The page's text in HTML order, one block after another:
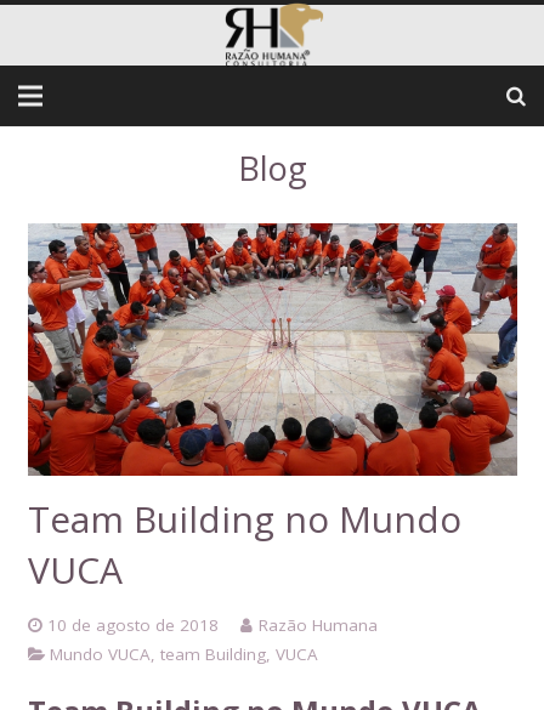
Blog
Team Building no Mundo
VUCA
10 de agosto de 2018
Razão Humana
Mundo VUCA, team Building, VUCA